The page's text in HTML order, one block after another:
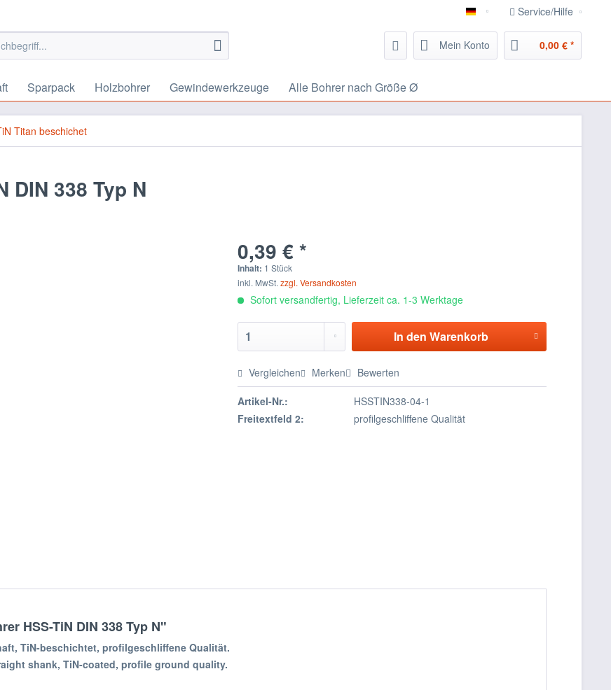
826.eu Handwerker Portal
Service/Hilfe
Mein Konto 0,00 € *
Sparpack Holzbohrer Gewindewerkzeuge Alle Bohrer nach Größe Ø
Titan beschichet
DIN 338 Typ N
0,39 € *
Inhalt: 1 Stück
inkl. MwSt.zzgl. Versandkosten
Sofort versandfertig, Lieferzeit ca. 1-3 Werktage
In den Warenkorb
Vergleichen Merken Bewerten
Artikel-Nr.:
HSSTIN338-04-1
Freitextfeld 2:
profilgeschliffene Qualität
HSS-TiN DIN 338 Typ N"
TiN-beschichtet, profilgeschliffene Qualität.
shank, TiN-coated, profile ground quality.